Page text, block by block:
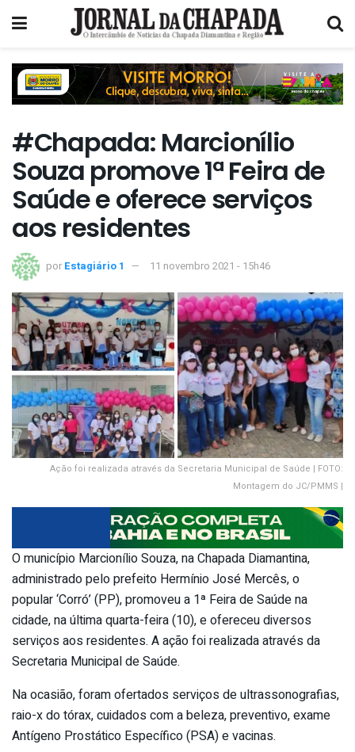
#Chapada: Marcionílio
Souza promove 1ª Feira de
Saúde e oferece serviços
aos residentes
por Estagiário 1 11 novembro 2021 - 15h46
Ação foi realizada através da Secretaria Municipal de Saúde | FOTO:
Montagem do JC/PMMS |
O município Marcionílio Souza, na Chapada Diamantina,
administrado pelo prefeito Hermínio José Mercês, o
popular ‘Corró’ (PP), promoveu a 1ª Feira de Saúde na
cidade, na última quarta-feira (10), e ofereceu diversos
serviços aos residentes. A ação foi realizada através da
Secretaria Municipal de Saúde.
Na ocasião, foram ofertados serviços de ultrassonografias,
raio-x do tórax, cuidados com a beleza, preventivo, exame
Antígeno Prostático Específico (PSA) e vacinas.